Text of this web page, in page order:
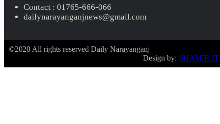
Contact : 01765-666-066
dailynarayanganjnews@gmail.com
©2020 All rights reserved Daily Narayanganj
Design by: SHAMIR IT